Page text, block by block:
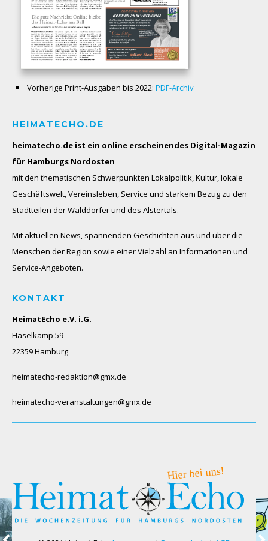
Vorherige Print-Ausgaben bis 2022: PDF-Archiv
HEIMATECHO.DE
heimatecho.de ist ein online erscheinendes Digital-Magazin
für Hamburgs Nordosten
mit den thematischen Schwerpunkten Lokalpolitik, Kultur, lokale
Geschäftswelt, Vereinsleben, Service und starkem Bezug zu den
Stadtteilen der Walddörfer und des Alstertals.
Mit aktuellen News, spannenden Geschichten aus und über die
Menschen der Region sowie einer Vielzahl an Informationen und
Service-Angeboten.
KONTAKT
HeimatEcho e.V. i.G.
Haselkamp 59
22359 Hamburg
heimatecho-redaktion@gmx.de
heimatecho-veranstaltungen@gmx.de